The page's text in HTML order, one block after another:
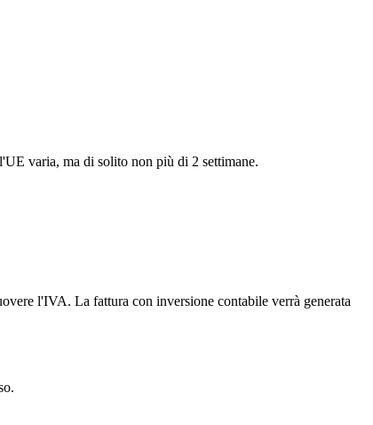
varia, ma di solito non più di 2 settimane.
l'IVA. La fattura con inversione contabile verrà generata